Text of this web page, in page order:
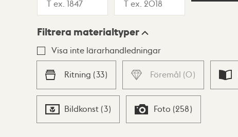
Lista Karta
Filtrera materialtyper
Visa inte lärarhandledningar
Ritning (33) Föremål (0)
Bildkonst (3) Foto (258)